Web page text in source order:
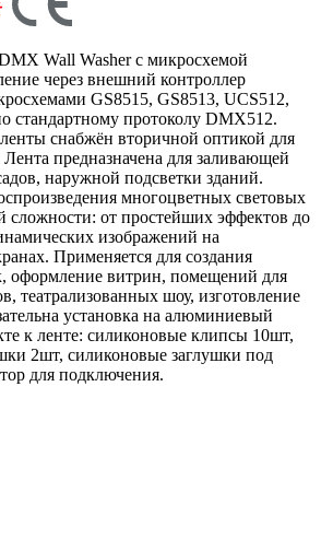
Wall Washer с микросхемой
через внешний контроллер
GS8515, GS8513, UCS512,
стандартному протоколу DMX512.
снабжён вторичной оптикой для
предназначена для заливающей
наружной подсветки зданий.
многоцветных световых
сложности: от простейших эффектов до
изображений на
Применяется для создания
оформление витрин, помещений для
театрализованных шоу, изготовление
установка на алюминиевый
к ленте: силиконовые клипсы 10шт,
2шт, силиконовые заглушки под
для подключения.